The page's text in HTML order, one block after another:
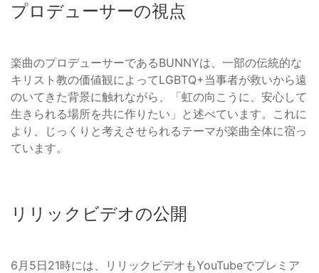
プロデューサーの視点
楽曲のプロデューサーであるBUNNYは、一部の伝統的な
キリスト教の価値観によってLGBTQ+当事者が救いから遠
のいてきた背景に触れながら、「虹の向こうに、安心して
生きられる場所を共に作りたい」と述べています。これに
より、じっくりと考えさせられるテーマが楽曲全体に宿っ
ています。
リリックビデオの公開
6月5日21時には、リリックビデオもYouTubeでプレミア